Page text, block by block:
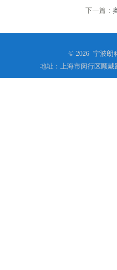
下一篇：
© 2026 宁波朗
地址：上海市闵行区顾